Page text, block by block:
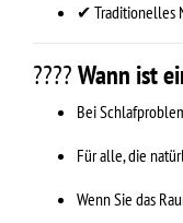
✔ Traditionelles
????Wann ist
Bei
Für alle, die
Wenn Sie das